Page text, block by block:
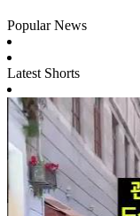
Popular News
Latest Shorts